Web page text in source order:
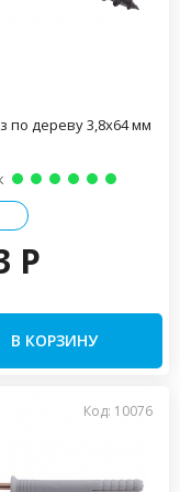
по дереву 3,8х64 мм
P
В КОРЗИНУ
Код: 10076